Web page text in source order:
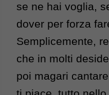
se ne hai voglia,
dover per forza
Semplicemente,
che in molti
poi magari